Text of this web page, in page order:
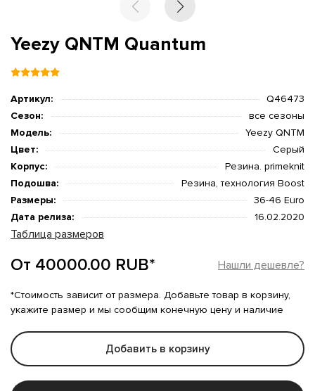
Yeezy QNTM Quantum
Артикул:
Q46473
Сезон:
все сезоны
Модель:
Yeezy QNTM
Цвет:
Серый
Корпус:
Резина. primeknit
Подошва:
Резина, технология Boost
Размеры:
36-46 Euro
Дата релиза:
16.02.2020
Таблица размеров
От 40000.00 RUB* Нашли дешевле?
*Стоимость зависит от размера. Добавьте товар в корзину,
укажите размер и мы сообщим конечную цену и наличие
Добавить в корзину